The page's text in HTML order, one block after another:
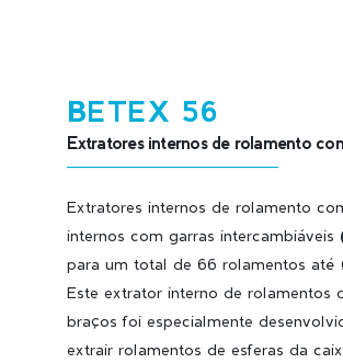
BETEX 56
Extratores internos de rolamento
Extratores internos de rolamento
internos com garras intercambiáveis
para um total de 66 rolamentos até
Este extrator interno de rolamentos
braços foi especialmente
extrair rolamentos de esferas da